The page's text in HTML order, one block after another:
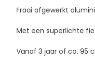
Fraai afgewerkt
Met een superlichte
Vanaf 3 jaar of ca. 95